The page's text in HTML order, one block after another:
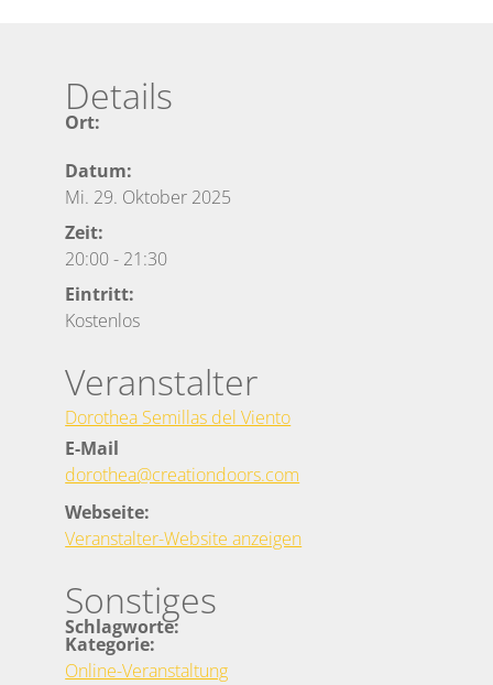
Details
Ort:
Datum:
Mi. 29. Oktober 2025
Zeit:
20:00- 21:30
Eintritt:
Kostenlos
Veranstalter
Dorothea Semillas del Viento
E-Mail
dorothea@creationdoors.com
Webseite:
Veranstalter-Website anzeigen
Sonstiges
Schlagworte:
Kategorie:
Online-Veranstaltung